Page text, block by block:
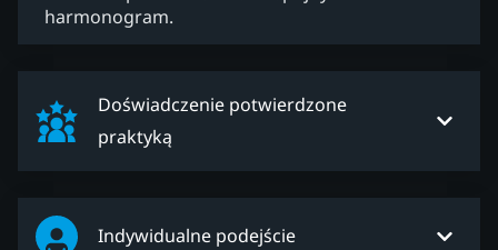
harmonogram.
Doświadczenie potwierdzone
praktyką
Indywidualne podejście